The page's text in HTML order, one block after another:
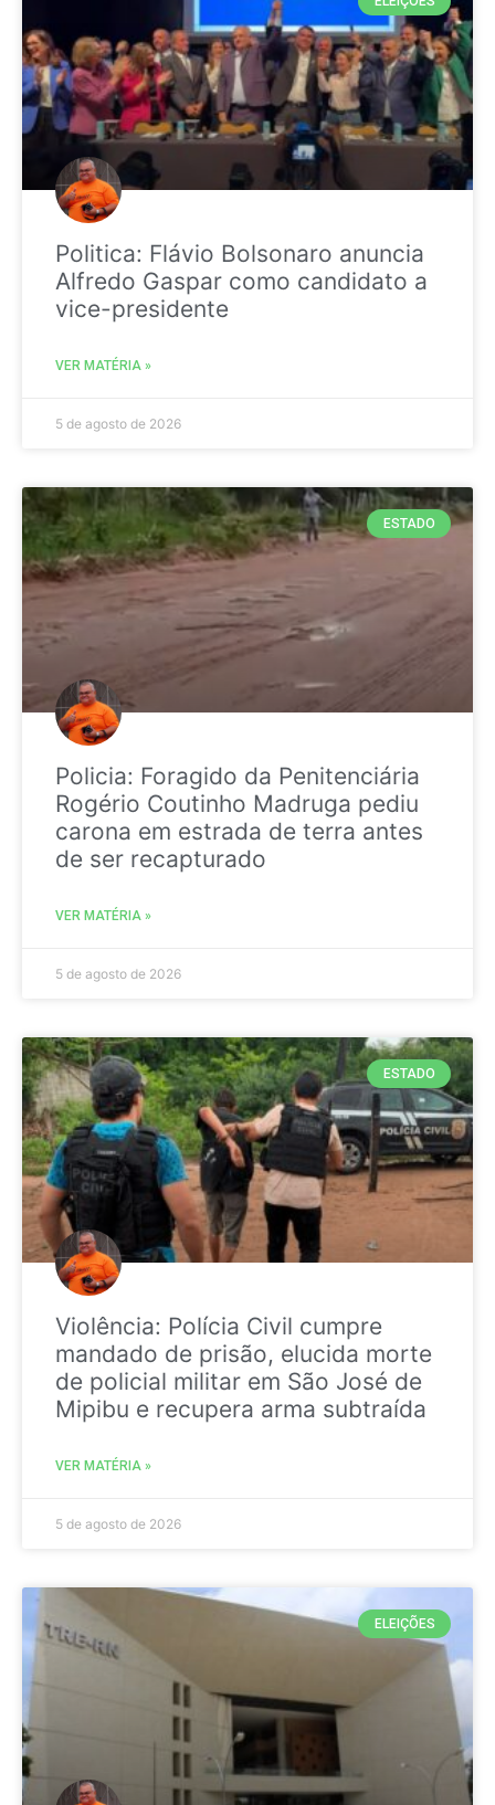
Politica: Flávio Bolsonaro anuncia
Alfredo Gaspar como candidato a
vice-presidente
VER MATÉRIA »
5 de agosto de 2026
ESTADO
Policia: Foragido da Penitenciária
Rogério Coutinho Madruga pediu
carona em estrada de terra antes
de ser recapturado
VER MATÉRIA »
5 de agosto de 2026
ESTADO
Violência: Polícia Civil cumpre
mandado de prisão, elucida morte
de policial militar em São José de
Mipibu e recupera arma subtraída
VER MATÉRIA »
5 de agosto de 2026
ELEIÇÕES